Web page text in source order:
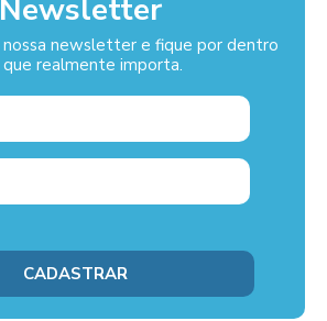
Newsletter
nossa newsletter e fique por dentro
realmente importa.